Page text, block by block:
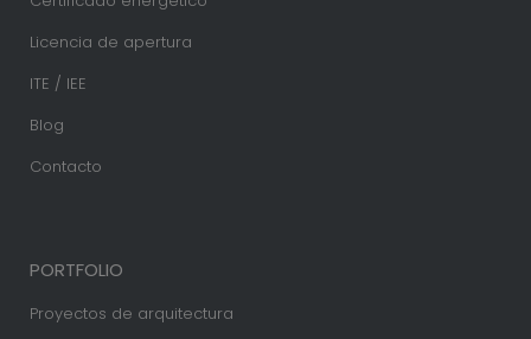
Licencia de apertura
ITE / IEE
Blog
Contacto
PORTFOLIO
Proyectos de arquitectura